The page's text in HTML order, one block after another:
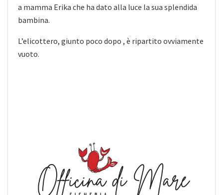
a mamma Erika che ha dato alla luce la sua splendida
bambina.
L’elicottero, giunto poco dopo , è ripartito ovviamente
vuoto.